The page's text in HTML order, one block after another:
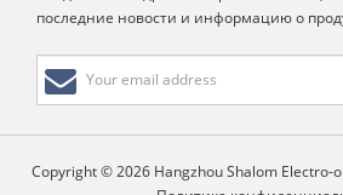
последние новости и информацию о
Copyright © 2026 Hangzhou Shalom Electro-